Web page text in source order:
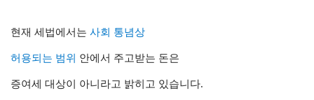
현재 세법에서는 사회 통념상
허용되는 범위 안에서 주고받는 돈은
증여세 대상이 아니라고 밝히고 있습니다.